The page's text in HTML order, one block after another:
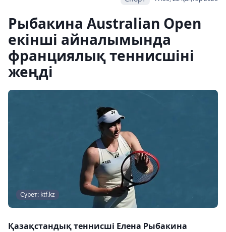
Рыбакина Australian Open
екінші айналымында
франциялық теннисшіні
жеңді
Сурет: ktf.kz
Қазақстандық теннисші Елена Рыбакина